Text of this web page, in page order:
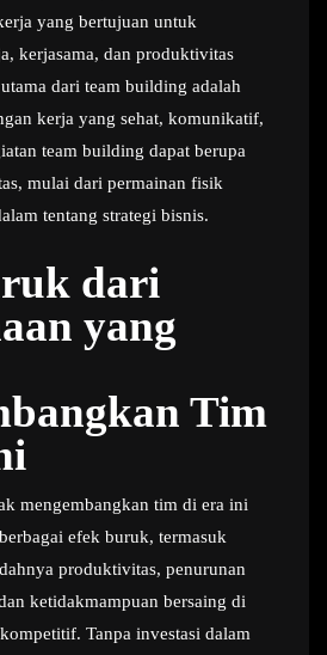
yang bertujuan untuk
kerjasama, dan produktivitas
dari team building adalah
kerja yang sehat, komunikatif,
team building dapat berupa
mulai dari permainan fisik
tentang strategi bisnis.
dari
yang
Tim
mengembangkan tim di era ini
efek buruk, termasuk
produktivitas, penurunan
ketidakmampuan bersaing di
Tanpa investasi dalam